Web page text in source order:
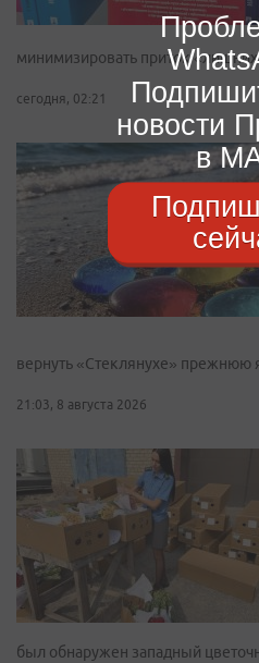
минимизировать приток
сегодня, 02:21
вернуть «Стеклянухе» прежнюю
21:03, 8 августа 2026
был обнаружен западный
новости
в